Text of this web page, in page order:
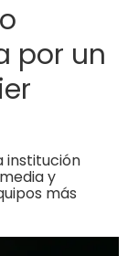
por un
institución
y
más